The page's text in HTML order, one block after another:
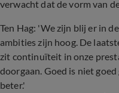
verwacht dat de vorm van
Ten Hag: 'We zijn blij er in
ambities zijn hoog. De
zit continuïteit in onze
doorgaan. Goed is niet
beter.'